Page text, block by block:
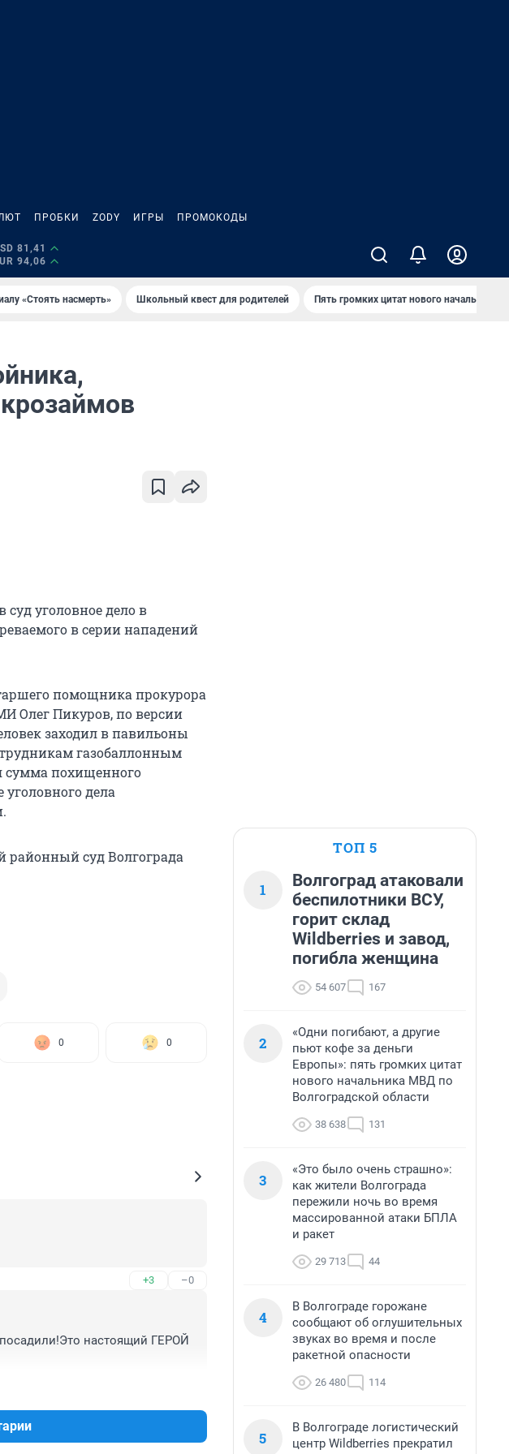
ПРОБКИ ZODY ИГРЫ ПРОМОКОДЫ
81,41
94,06
«Стоять насмерть» Школьный квест для родителей Пять громких цитат нового начальника
уголовное дело в
в серии нападений
помощника прокурора
Олег Пикуров, по версии
заходил в павильоны
газобаллонным
сумма похищенного
уголовного дела
районный суд Волгограда
0 0
+3 –0
настоящий ГЕРОЙ
ТОП 5
1
Волгоград атаковали
беспилотники ВСУ,
горит склад
Wildberries и завод,
погибла женщина
54 607 167
2
«Одни погибают, а другие
пьют кофе за деньги
Европы»: пять громких цитат
нового начальника МВД по
Волгоградской области
38 638 131
3
«Это было очень страшно»:
как жители Волгограда
пережили ночь во время
массированной атаки БПЛА
и ракет
29 713 44
4
В Волгограде горожане
сообщают об оглушительных
звуках во время и после
ракетной опасности
26 480 114
5
В Волгограде логистический
центр Wildberries прекратил